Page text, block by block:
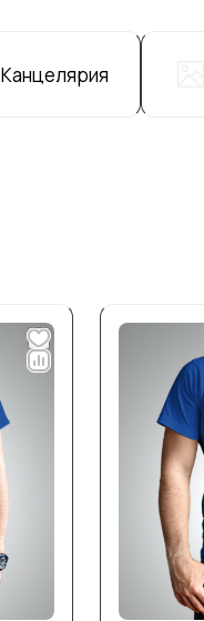
Канцелярия